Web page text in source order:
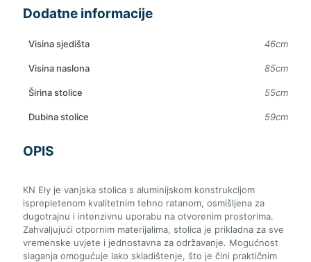
Dodatne informacije
Visina sjedišta 46cm
Visina naslona 85cm
Širina stolice 55cm
Dubina stolice 59cm
OPIS
KN Ely je vanjska stolica s aluminijskom konstrukcijom
isprepletenom kvalitetnim tehno ratanom, osmišljena za
dugotrajnu i intenzivnu uporabu na otvorenim prostorima.
Zahvaljujući otpornim materijalima, stolica je prikladna za sve
vremenske uvjete i jednostavna za održavanje. Mogućnost
slaganja omogućuje lako skladištenje, što je čini praktičnim